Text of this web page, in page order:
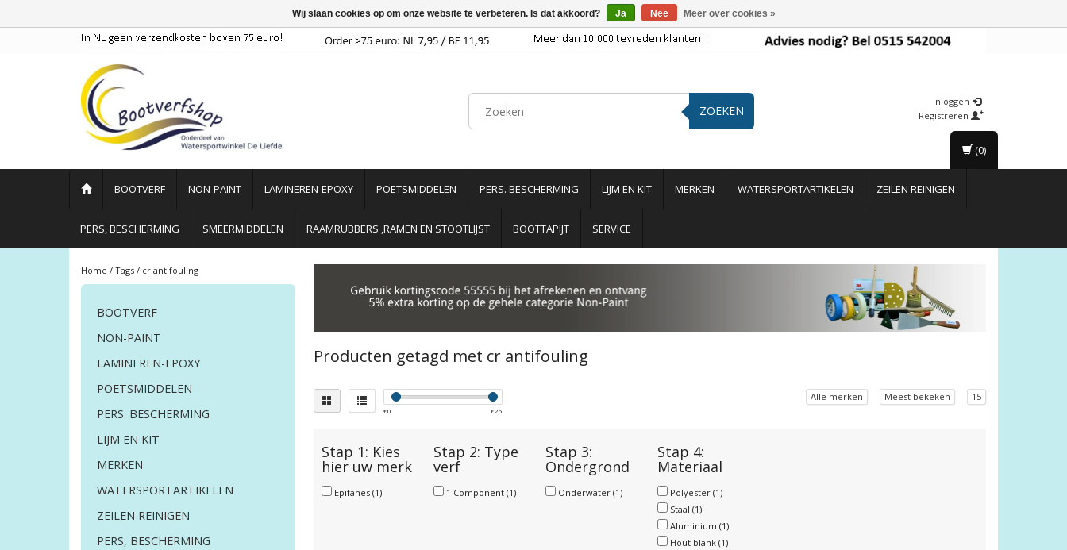
ZOEKEN
Inloggen
Registreren
BOOTVERF NON-PAINT LAMINEREN-EPOXY POETSMIDDELEN PERS. BESCHERMING LIJM EN KIT MERKEN WATERSPORTARTIKELEN ZEILEN REINIGEN
PERS, BESCHERMING SMEERMIDDELEN RAAMRUBBERS ,RAMEN EN STOOTLIJST BOOTTAPIJT SERVICE
(0)
Home / Tags / cr antifouling
BOOTVERF
NON-PAINT
LAMINEREN-EPOXY
POETSMIDDELEN
PERS. BESCHERMING
LIJM EN KIT
MERKEN
WATERSPORTARTIKELEN
ZEILEN REINIGEN
PERS, BESCHERMING
Producten getagd met cr antifouling
€0 €25
Alle merken Meest bekeken 15
Stap 1: Kies
hier uw merk
Epifanes (1)
Stap 2: Type
verf
1 Component (1)
Stap 3:
Ondergrond
Onderwater (1)
Stap 4:
Materiaal
Polyester(1)
Staal(1)
Aluminium(1)
Hout blank(1)
Wij slaan cookies op om onze website te verbeteren. Is dat akkoord? Ja Nee Meer over cookies »